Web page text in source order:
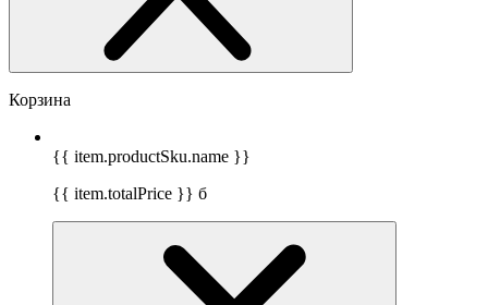
Корзина
{{ item.productSku.name }}
{{ item.totalPrice }} б